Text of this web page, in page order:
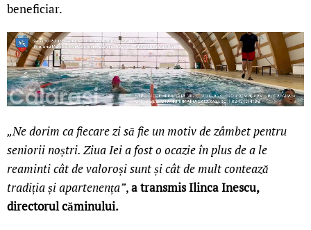
beneficiar.
„Ne dorim ca fiecare zi să fie un motiv de zâmbet pentru
seniorii noștri. Ziua Iei a fost o ocazie în plus de a le
reaminti cât de valoroși sunt și cât de mult contează
tradiția și apartenența”,a transmis Ilinca Inescu,
directorul căminului.